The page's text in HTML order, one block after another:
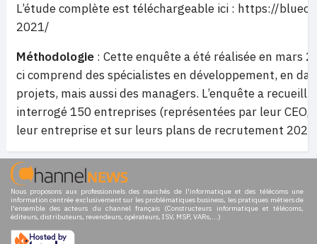
L’étude complète est téléchargeable ici : https://
2021/
Méthodologie : Cette enquête a été réalisée en mars
ci comprend des spécialistes en développement, en
projets, mais aussi des managers. L’enquête a
interrogé 150 entreprises (représentées par leur CEO,
leur entreprise et sur leurs plans de recrutement 2021.
Nous proposons aux professionnels des marchés de l'informatique et des télécoms une
information centrée exclusivement sur les problématiques business, les pratiques métiers de
l'ensemble des acteurs du channel français (Constructeurs informatique et télécoms,
éditeurs, distributeurs, revendeurs, opérateurs, ISV, MSP, VARs,...)